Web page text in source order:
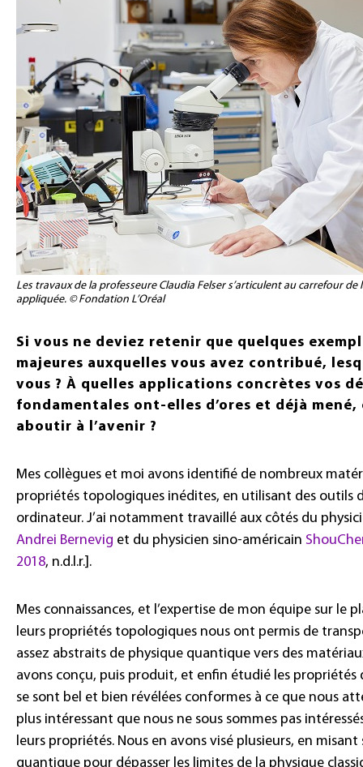
Les travaux de la professeure Claudia Felser s’articulent au carrefour
appliquée. © Fondation L’Oréal
Si vous ne deviez retenir que quelques
majeures auxquelles vous avez contribué,
vous ? À quelles applications concrètes vos
fondamentales ont-elles d’ores et déjà
aboutir à l’avenir ?
Mes collègues et moi avons identifié de nombreux
propriétés topologiques inédites, en utilisant des outils
ordinateur. J’ai notamment travaillé aux côtés du
Andrei Bernevig et du physicien sino-américain
2018, n.d.l.r.].
Mes connaissances, et l’expertise de mon équipe sur le
leurs propriétés topologiques nous ont permis de
assez abstraits de physique quantique vers des
avons conçu, puis produit, et enfin étudié les propriétés
se sont bel et bien révélées conformes à ce que nous
plus intéressant que nous ne sous sommes pas
leurs propriétés. Nous en avons visé plusieurs, en misant
quantique pour dépasser les limites de la physique